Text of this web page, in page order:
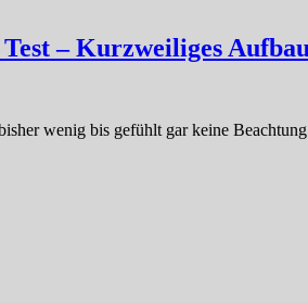
– Kurzweiliges
wenig bis gefühlt gar keine